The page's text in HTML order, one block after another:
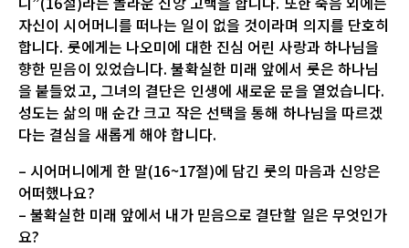
자신이 시어머니를 떠나는 일이 없을 것이라며 의지를 단호히
합니다. 룻에게는 나오미에 대한 진심 어린 사랑과 하나님을
향한 믿음이 있었습니다. 불확실한 미래 앞에서 룻은 하나님
을 붙들었고, 그녀의 결단은 인생에 새로운 문을 열었습니다.
성도는 삶의 매 순간 크고 작은 선택을 통해 하나님을 따르겠
다는 결심을 새롭게 해야 합니다.
– 시어머니에게 한 말(16~17절)에 담긴 룻의 마음과 신앙은
어떠했나요?
– 불확실한 미래 앞에서 내가 믿음으로 결단할 일은 무엇인가
요?